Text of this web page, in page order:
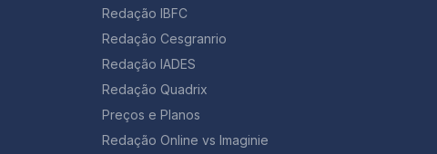
Redação IBFC
Redação Cesgranrio
Redação IADES
Redação Quadrix
Preços e Planos
Redação Online vs Imaginie